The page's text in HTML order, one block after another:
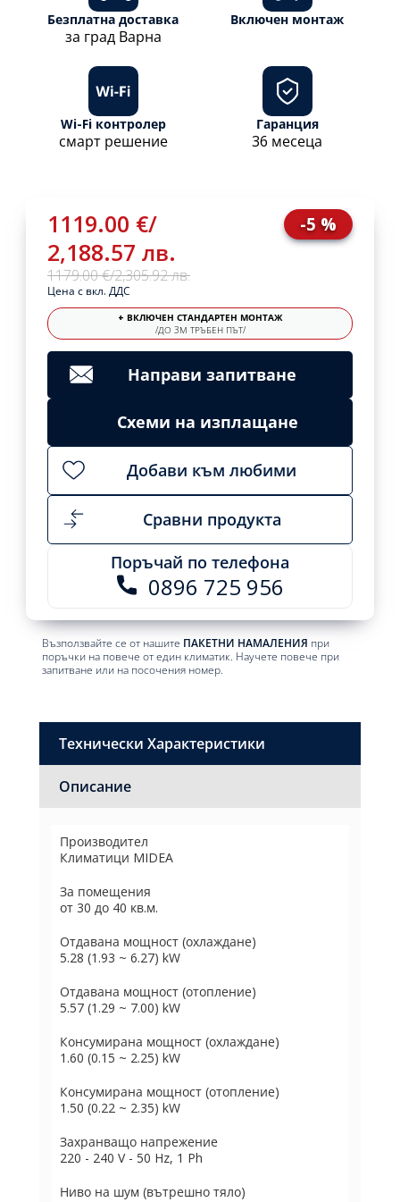
1119.00 €/
2,188.57 лв.
1179.00 €/2,305.92 лв.
-5 %
Цена с вкл. ДДС
+ ВКЛЮЧЕН СТАНДАРТЕН МОНТАЖ
/ДО 3М ТРЪБЕН ПЪТ/
Направи запитване
Схеми на изплащане
Добави към любими
Сравни продукта
Поръчай по телефона
0896 725 956
Възползвайте се от нашите ПАКЕТНИ НАМАЛЕНИЯ при
поръчки на повече от един климатик. Научете повече при
запитване или на посочения номер.
Безплатна доставка
за град Варна
Включен монтаж
Wi-Fi контролер
смарт решение
Гаранция
36 месеца
Технически Характеристики
Описание
Производител
Климатици MIDEA
За помещения
от 30 до 40 кв.м.
Отдавана мощност (охлаждане)
5.28 (1.93 ~ 6.27) kW
Отдавана мощност (отопление)
5.57 (1.29 ~ 7.00) kW
Консумирана мощност (охлаждане)
1.60 (0.15 ~ 2.25) kW
Консумирана мощност (отопление)
1.50 (0.22 ~ 2.35) kW
Захранващо напрежение
220 - 240 V - 50 Hz, 1 Ph
Ниво на шум (вътрешно тяло)